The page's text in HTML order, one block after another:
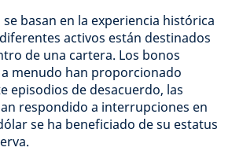
se basan en la experiencia histórica
activos están destinados
de una cartera. Los bonos
menudo han proporcionado
episodios de desacuerdo, las
respondido a interrupciones en
se ha beneficiado de su estatus